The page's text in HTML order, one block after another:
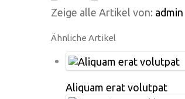
Zeige alle Artikel von: admin
Ähnliche Artikel
Aliquam erat volutpat